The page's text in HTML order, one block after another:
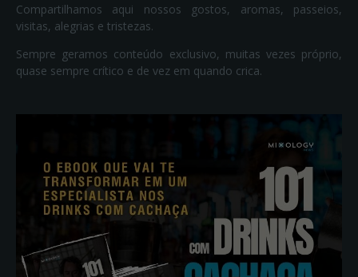
Compartilhamos aqui nossos gostos, aromas, passeios,
visitas, alegrias e tristezas.
Sempre geramos conteúdo exclusivo, muitas vezes próprio,
quase sempre crítico e de vez em quando crica.